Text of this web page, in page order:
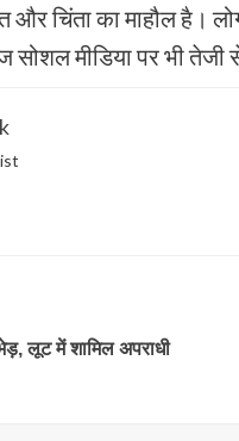
और चिंता का माहौल है।
सोशल मीडिया पर भी
लूट में शामिल अपराधी